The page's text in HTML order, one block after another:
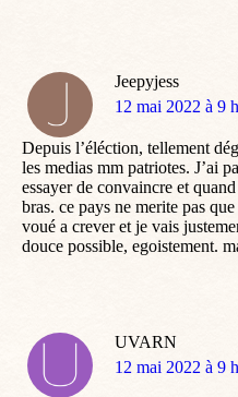
Jeepyjess
dit
12 mai 2022 à 9
Depuis l’éléction, tellement
les medias mm patriotes. J’ai
essayer de convaincre et
bras. ce pays ne merite pas
voué a crever et je vais
douce possible, egoistement.
UVARN
dit
12 mai 2022 à 9